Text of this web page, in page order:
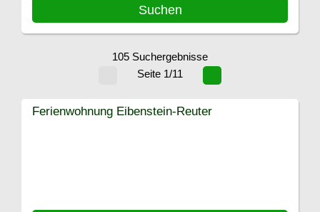
105 Suchergebnisse
Seite 1/11
Ferienwohnung Eibenstein-Reuter